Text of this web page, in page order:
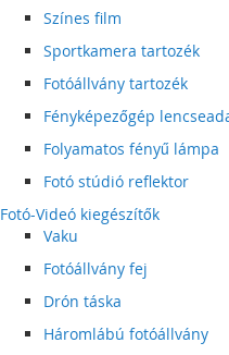
Színes film
Sportkamera tartozék
Fotóállvány tartozék
Fényképezőgép
Folyamatos fényű lámpa
Fotó stúdió reflektor
Fotó-Videó kiegészítők
Vaku
Fotóállvány fej
Drón táska
Háromlábú fotóállvány